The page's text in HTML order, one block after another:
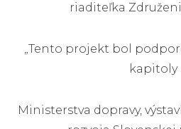
riaditeľka
„Tento projekt bol
kapitoly
Ministerstva dopravy,